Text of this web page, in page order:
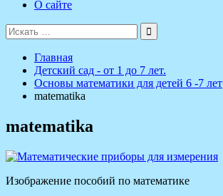
О сайте
Поиск
для:
Главная
Детский сад - от 1 до 7 лет.
Основы математики для детей 6 -7 лет
matematika
matematika
Изображение пособий по математике